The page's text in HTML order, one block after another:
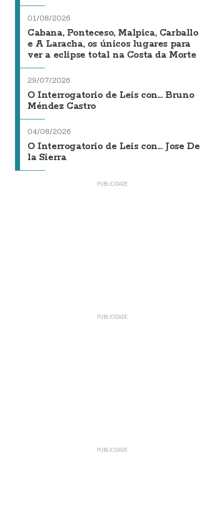
01/08/2026
Cabana, Ponteceso, Malpica, Carballo
e A Laracha, os únicos lugares para
ver a eclipse total na Costa da Morte
29/07/2026
O Interrogatorio de Leis con... Bruno
Méndez Castro
04/08/2026
O Interrogatorio de Leis con... Jose De
la Sierra